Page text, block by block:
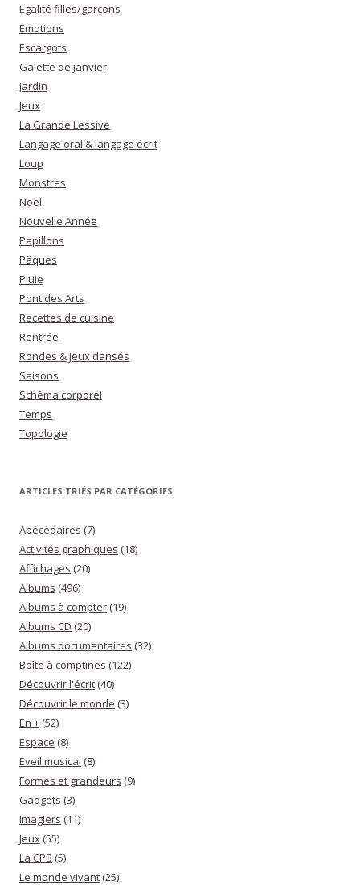
Egalité filles/garçons
Emotions
Escargots
Galette de janvier
Jardin
Jeux
La Grande Lessive
Langage oral & langage écrit
Loup
Monstres
Noël
Nouvelle Année
Papillons
Pâques
Pluie
Pont des Arts
Recettes de cuisine
Rentrée
Rondes & Jeux dansés
Saisons
Schéma corporel
Temps
Topologie
ARTICLES TRIÉS PAR CATÉGORIES
Abécédaires (7)
Activités graphiques (18)
Affichages (20)
Albums (496)
Albums à compter (19)
Albums CD (20)
Albums documentaires (32)
Boîte à comptines (122)
Découvrir l'écrit (40)
Découvrir le monde (3)
En + (52)
Espace (8)
Eveil musical (8)
Formes et grandeurs (9)
Gadgets (3)
Imagiers (11)
Jeux (55)
La CPB (5)
Le monde vivant (25)